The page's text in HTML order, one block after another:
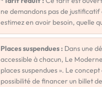
ne demandons pas de justificatif
estimez en avoir besoin, quelle
Places suspendues : Dans une
accessible à chacun, Le
places suspendues ». Le
possibilité de financer un billet